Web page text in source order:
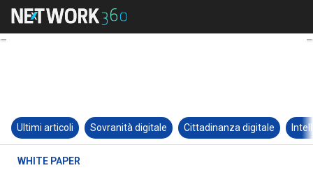
Ultimi articoli Sovranità digitale Cittadinanza digitale
WHITE PAPER